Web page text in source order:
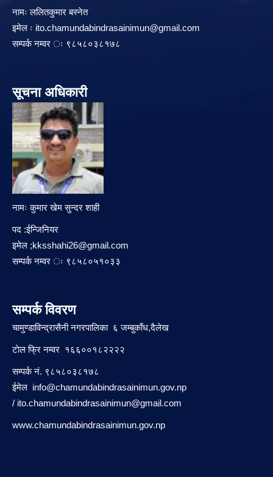
नामः ललितकुमार बस्नेत
इमेल ः ito.chamundabindrasainimun@gmail.com
सम्पर्क नम्वर ः ९८५८०३८१७८
सूचना अधिकारी
नामः कुमार खेम सुन्दर शाही
पद :ईन्जिनियर
इमेल ;kksshahi26@gmail.com
सम्पर्क नम्वर ः ९८५८०५१०३३
सम्पर्क विवरण
चामुण्डाविन्द्रासैनी नगरपालिका ६ जम्बुकाँध,दैलेख
टाेल फ्रि नम्वर १६६००१८२२२२
सम्पर्क नं. ९८५८०३८१७८
ईमेल info@chamundabindrasainimun.gov.np
/ ito.chamundabindrasainimun@gmail.com
www.chamundabindrasainimun.gov.np